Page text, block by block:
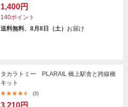
1,400円
140ポイント
送料無料、8月8日（土） お届け
タカラトミー PLARAIL 橋上駅舎と跨線橋
キット
(3)
3,210円